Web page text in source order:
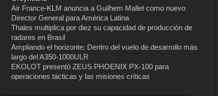
Air France-KLM anuncia a Guilhem Mallet como nuevo
Director General para América Latina
Thales multiplica por diez su capacidad de producción de
radares en Brasil
Ampliando el horizonte: Dentro del vuelo de desarrollo más
largo del A350-1000ULR
EKOLOT presentó ZEUS PHOENIX PX-100 para
operaciones tácticas y las misiones críticas